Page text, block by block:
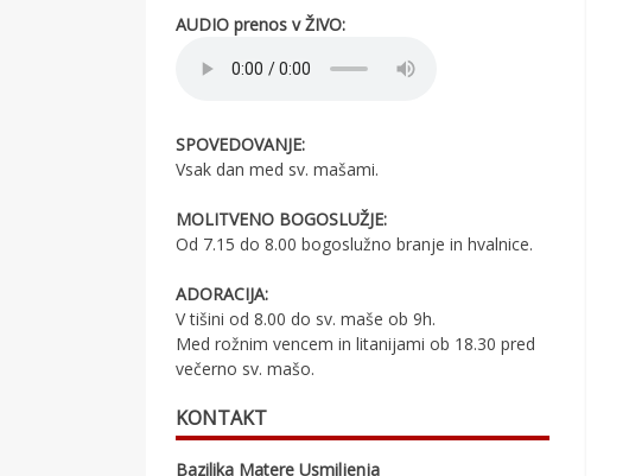
AUDIO prenos v ŽIVO:
SPOVEDOVANJE:
Vsak dan med sv. mašami.
MOLITVENO BOGOSLUŽJE:
Od 7.15 do 8.00 bogoslužno branje in hvalnice.
ADORACIJA:
V tišini od 8.00 do sv. maše ob 9h.
Med rožnim vencem in litanijami ob 18.30 pred
večerno sv. mašo.
KONTAKT
Bazilika Matere Usmiljenja